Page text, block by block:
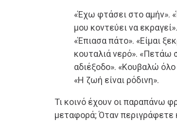
«Έχω φτάσει στο αμήν».
μου κοντεύει να
«Έπιασα πάτο». «Είμαι
κουταλιά νερό». «Πετάω
αδιέξοδο». «Κουβαλώ
«Η ζωή είναι ρόδινη».
Τι κοινό έχουν οι παραπάνω
μεταφορά; Όταν περιγράφετε